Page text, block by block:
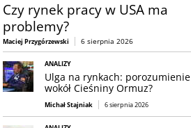
Czy rynek pracy w USA ma
problemy?
Maciej Przygórzewski 6 sierpnia 2026
ANALIZY
Ulga na rynkach: porozumienie
wokół Cieśniny Ormuz?
Michał Stajniak 6 sierpnia 2026